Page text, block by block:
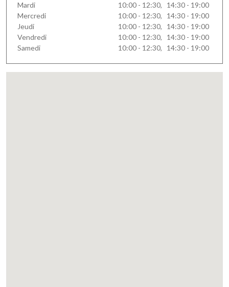
Mardi
10:00 - 12:30, 14:30 - 19:00
Mercredi
10:00 - 12:30, 14:30 - 19:00
Jeudi
10:00 - 12:30, 14:30 - 19:00
Vendredi
10:00 - 12:30, 14:30 - 19:00
Samedi
10:00 - 12:30, 14:30 - 19:00